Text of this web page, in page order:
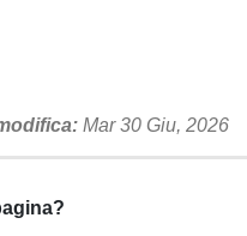
Mar 30 Giu, 2026